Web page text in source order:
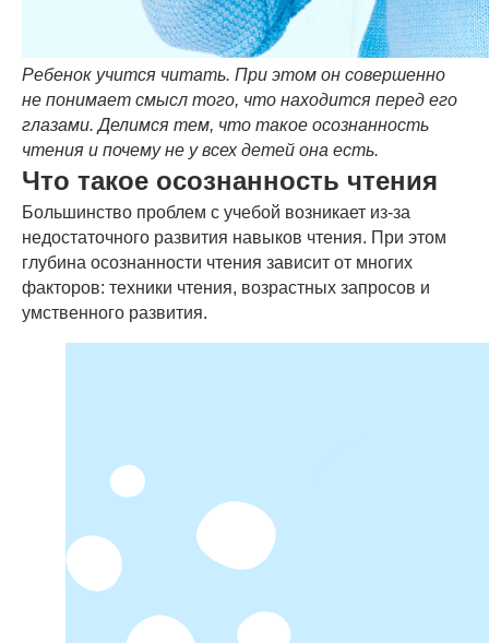
Ребенок учится читать. При этом он совершенно
не понимает смысл того, что находится перед его
глазами. Делимся тем, что такое осознанность
чтения и почему не у всех детей она есть.
Что такое осознанность чтения
Большинство проблем с учебой возникает из-за
недостаточного развития навыков чтения. При этом
глубина осознанности чтения зависит от многих
факторов: техники чтения, возрастных запросов и
умственного развития.